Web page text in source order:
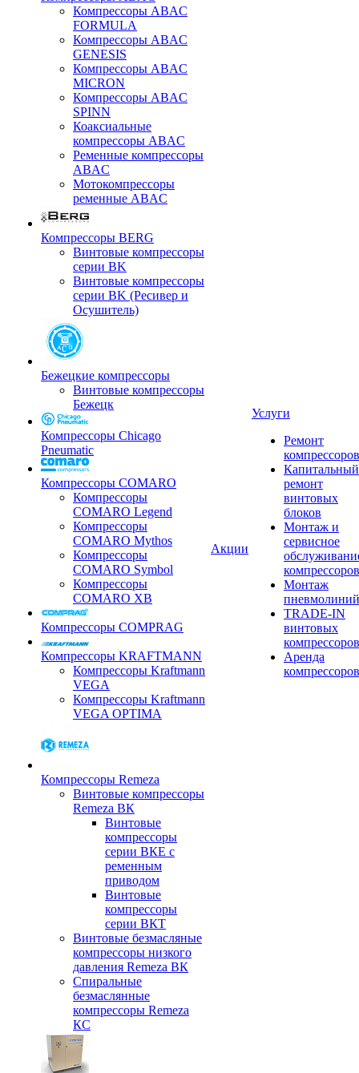
Компрессоры ABAC
FORMULA
Компрессоры ABAC
GENESIS
Компрессоры ABAC
MICRON
Компрессоры ABAC
SPINN
Коаксиальные
компрессоры ABAC
Ременные компрессоры
ABAC
Мотокомпрессоры
ременные ABAC
Компрессоры BERG
Винтовые компрессоры
серии BK
Винтовые компрессоры
серии BK (Ресивер и
Осушитель)
Бежецкие компрессоры
Винтовые компрессоры
Бежецк
Компрессоры Chicago
Pneumatic
Компрессоры COMARO
Компрессоры
COMARO Legend
Компрессоры
COMARO Mythos
Компрессоры
COMARO Symbol
Компрессоры
COMARO XB
Компрессоры COMPRAG
Компрессоры KRAFTMANN
Компрессоры Kraftmann
VEGA
Компрессоры Kraftmann
VEGA OPTIMA
Компрессоры Remeza
Винтовые компрессоры
Remeza ВК
Винтовые
компрессоры
серии ВКЕ с
ременным
приводом
Винтовые
компрессоры
серии ВКТ
Винтовые безмасляные
компрессоры низкого
давления Remeza ВК
Спиральные
безмаслянные
компрессоры Remeza
КС
Акции
Услуги
Ремонт
компрессоров
Капитальный
ремонт
винтовых
блоков
Монтаж и
сервисное
компрессоров
Монтаж
пневмолиний
TRADE-IN
винтовых
компрессоров
Аренда
компрессоров